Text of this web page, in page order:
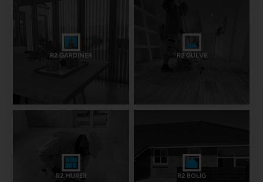
R2 GARDINER R2 GULVE
R2 MURER R2 BOLIG